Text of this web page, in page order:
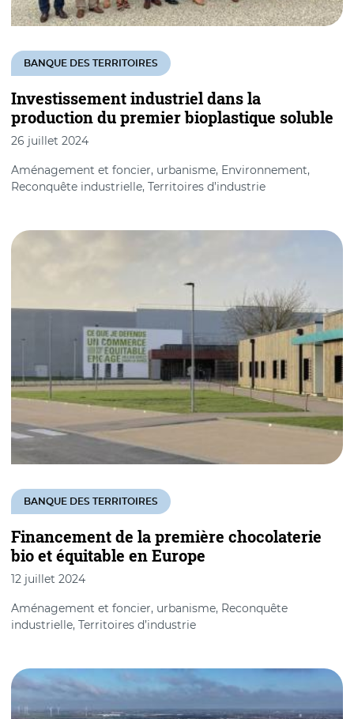
Investissement industriel dans la
production du premier bioplastique soluble
BANQUE DES TERRITOIRES
26 juillet 2024
Aménagement et foncier, urbanisme, Environnement,
Reconquête industrielle, Territoires d’industrie
Financement de la première chocolaterie
bio et équitable en Europe
BANQUE DES TERRITOIRES
12 juillet 2024
Aménagement et foncier, urbanisme, Reconquête
industrielle, Territoires d’industrie